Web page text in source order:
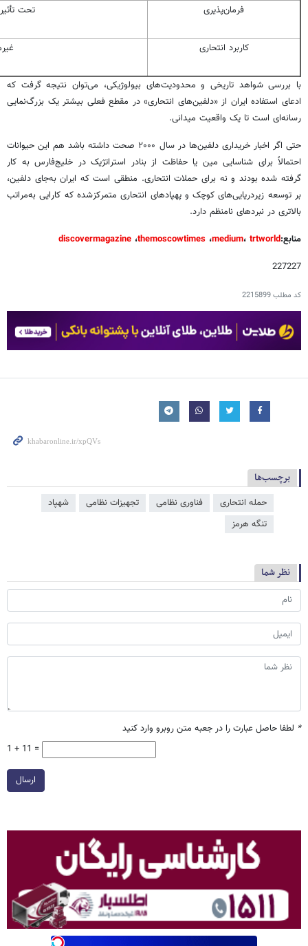
فرمان‌پذیری تحت
کاربرد انتحاری
با بررسی شواهد تاریخی و محدودیت‌های بیولوژیکی، می‌توان نتیجه گرفت که
ادعای استفاده ایران از «دلفین‌های انتحاری» در مقطع فعلی بیشتر یک بزرگ‌نمایی
رسانه‌ای است تا یک واقعیت میدانی.
حتی اگر اخبار خریداری دلفین‌ها در سال ۲۰۰۰ صحت داشته باشد هم این حیوانات
احتمالاً برای شناسایی مین یا حفاظت از بنادر استراتژیک در خلیج‌فارس به کار
گرفته شده بودند و نه برای حملات انتحاری. منطقی است که ایران به‌جای دلفین،
بر توسعه زیردریایی‌های کوچک و پهپادهای انتحاری متمرکزشده که کارایی به‌مراتب
بالاتری در نبردهای نامنظم دارد.
منابع:
discovermagazine ،themoscowtimes ،medium، trtworld
227227
کد مطلب2215899
برچسب‌ها
حمله انتحاری فناوری نظامی تجهیزات نظامی
شهپاد
تنگه هرمز
نظر شما
* لطفا حاصل عبارت را در جعبه متن روبرو وارد کنید
1 + 11 =
ارسال